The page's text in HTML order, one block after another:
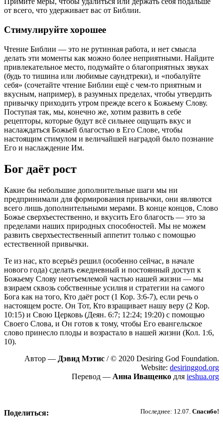
от всего, что удерживает вас от Библии.
Стимулируйте хорошее
Чтение Библии — это не рутинная работа, и нет смысла
делать эти моменты как можно более неприятными. Найдите
привлекательное место, подумайте о благоприятных звуках
(будь то тишина или любимые саундтреки), и «побалуйте
себя» (сочетайте чтение Библии ещё с чем-то приятным и
вкусным, например), в разумных пределах, чтобы утвердить
привычку приходить утром прежде всего к Божьему Слову.
Поступая так, мы, конечно же, хотим развить в себе
рецепторы, которые будут всё сильнее ощущать вкус и
наслаждаться Божьей благостью в Его Слове, чтобы
настоящим стимулом и величайшей наградой было познание
Его и наслаждение Им.
Бог даёт рост
Какие бы небольшие дополнительные шаги мы ни
предпринимали для формирования привычки, они являются
всего лишь дополнительными мерами. В конце концов, Слово
Божье сверхъестественно, и вкусить Его благость — это за
пределами наших природных способностей. Мы не можем
развить сверхъестественный аппетит только с помощью
естественной привычки.
Те из нас, кто всерьёз решил (особенно сейчас, в начале
нового года) сделать ежедневный и постоянный доступ к
Божьему Слову неотъемлемой частью нашей жизни — мы
взираем сквозь собственные усилия и стратегии на самого
Бога как на того, Кто даёт рост (1 Кор. 3:6-7), если речь о
настоящем росте. Он Тот, Кто взращивает нашу веру (2 Кор.
10:15) и Свою Церковь (Деян. 6:7; 12:24; 19:20) с помощью
Своего Слова, и Он готов к тому, чтобы Его евангельское
слово принесло плоды и возрастало в нашей жизни (Кол. 1:6,
10).
Автор — Дэвид Мэтис / © 2020 Desiring God Foundation.
Website: desiringgod.org
Перевод — Анна Иващенко для ieshua.org
Последнее: 12.07. Спасибо!
Поделиться: